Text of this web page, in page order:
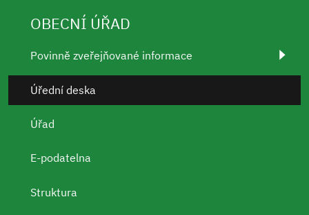
OBECNÍ ÚŘAD
Povinně zveřejňované informace
Úřední deska
Úřad
E-podatelna
Struktura